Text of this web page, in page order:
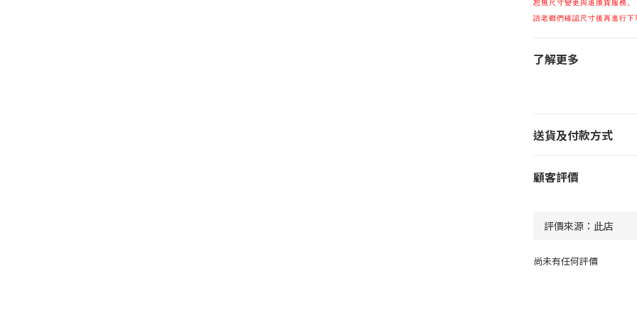
恕無尺寸變更與退換貨服務。
請老鄉們確認尺寸後再進行下
了解更多
送貨及付款方式
顧客評價
尚未有任何評價